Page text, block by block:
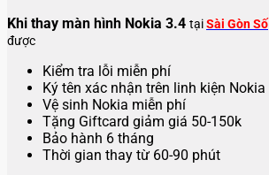
Khi thay màn hình Nokia 3.4 tạiSài Gòn Số
được
Kiểm tra lỗi miễn phí
Ký tên xác nhận trên linh kiện Nokia
Vệ sinh Nokia miễn phí
Tặng Giftcard giảm giá 50-150k
Bảo hành 6 tháng
Thời gian thay từ 60-90 phút